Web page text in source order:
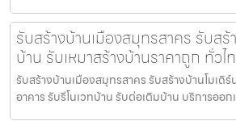
รับสร้างบ้านเมืองสมุทรสาคร รับส
บ้าน รับเหมาสร้างบ้านราคาถูก ทั่วไ
รับสร้างบ้านเมืองสมุทรสาคร รับสร้างบ้านโมเดิร์
อาคาร รับรีโนเวทบ้าน รับต่อเติมบ้าน บริการออ